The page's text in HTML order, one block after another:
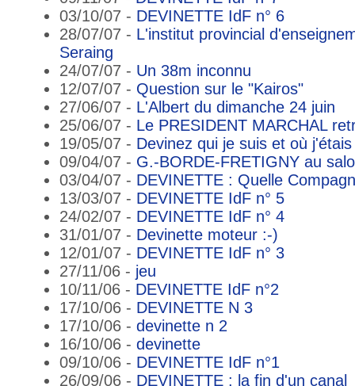
03/10/07 - DEVINETTE IdF n° 6
28/07/07 - L'institut provincial
Seraing
24/07/07 - Un 38m inconnu
12/07/07 - Question sur le "Kairos"
27/06/07 - L'Albert du dimanche 24 juin
25/06/07 - Le PRESIDENT MARCHAL
19/05/07 - Devinez qui je suis et où j'étais
09/04/07 - G.-BORDE-FRETIGNY au
03/04/07 - DEVINETTE : Quelle
13/03/07 - DEVINETTE IdF n° 5
24/02/07 - DEVINETTE IdF n° 4
31/01/07 - Devinette moteur :-)
12/01/07 - DEVINETTE IdF n° 3
27/11/06 - jeu
10/11/06 - DEVINETTE IdF n°2
17/10/06 - DEVINETTE N 3
17/10/06 - devinette n 2
16/10/06 - devinette
09/10/06 - DEVINETTE IdF n°1
26/09/06 - DEVINETTE : la fin d'un canal